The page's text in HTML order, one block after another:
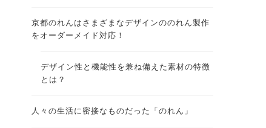
京都のれんはさまざまなデザインののれん製作
をオーダーメイド対応！
デザイン性と機能性を兼ね備えた素材の特徴
とは？
人々の生活に密接なものだった「のれん」